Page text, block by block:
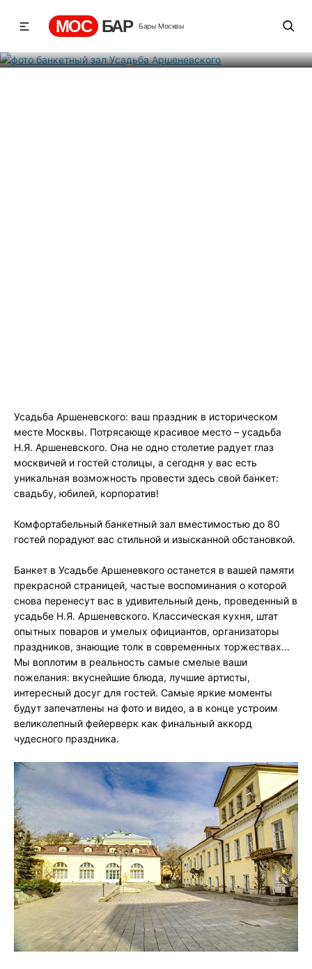
МОС БАР Бары Москвы
Усадьба Аршеневского
Усадьба Аршеневского: ваш праздник в историческом
месте Москвы. Потрясающе красивое место – усадьба
Н.Я. Аршеневского. Она не одно столетие радует глаз
москвичей и гостей столицы, а сегодня у вас есть
уникальная возможность провести здесь свой банкет:
свадьбу, юбилей, корпоратив!
Комфортабельный банкетный зал вместимостью до 80
гостей порадуют вас стильной и изысканной обстановкой.
Банкет в Усадьбе Аршеневкого останется в вашей памяти
прекрасной страницей, частые воспоминания о которой
снова перенесут вас в удивительный день, проведенный в
усадьбе Н.Я. Аршеневского. Классическая кухня, штат
опытных поваров и умелых официантов, организаторы
праздников, знающие толк в современных торжествах...
Мы воплотим в реальность самые смелые ваши
пожелания: вкуснейшие блюда, лучшие артисты,
интересный досуг для гостей. Самые яркие моменты
будут запечатлены на фото и видео, а в конце устроим
великолепный фейерверк как финальный аккорд
чудесного праздника.